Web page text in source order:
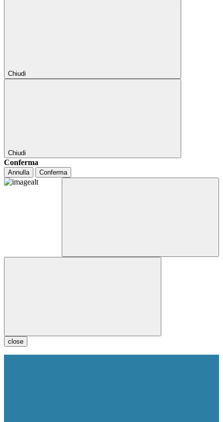
Chiudi
Chiudi
Conferma
Annulla Conferma
close